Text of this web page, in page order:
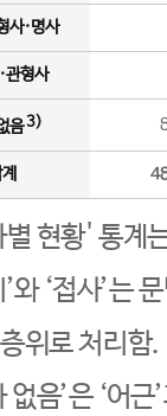
사·명사
관형사
음3)
현황' 통계
와 ‘접사’는
위로 처리함.
없음’은 ‘어